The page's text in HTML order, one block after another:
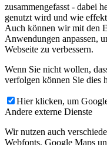
zusammengefasst - dabei
genutzt wird und wie
Auch können wir mit den
Anwendungen anpassen,
Webseite zu verbessern.
Wenn Sie nicht wollen,
verfolgen können Sie dies
Hier klicken, um
Andere externe Dienste
Wir nutzen auch
Webfonts, Google Maps